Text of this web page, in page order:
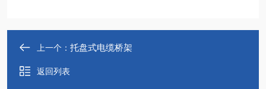
上一个： 托盘式电缆桥架
返回列表